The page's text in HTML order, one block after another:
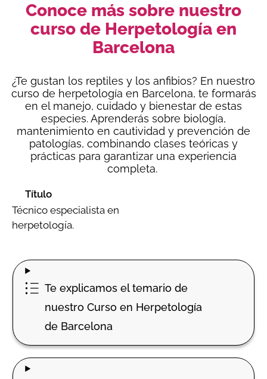
Conoce más sobre nuestro
curso de Herpetología en
Barcelona
¿Te gustan los reptiles y los anfibios? En nuestro
curso de herpetología en Barcelona, te formarás
en el manejo, cuidado y bienestar de estas
especies. Aprenderás sobre biología,
mantenimiento en cautividad y prevención de
patologías, combinando clases teóricas y
prácticas para garantizar una experiencia
completa.
Título
Técnico especialista en
herpetología.
Te explicamos el temario de
nuestro Curso en Herpetología
de Barcelona